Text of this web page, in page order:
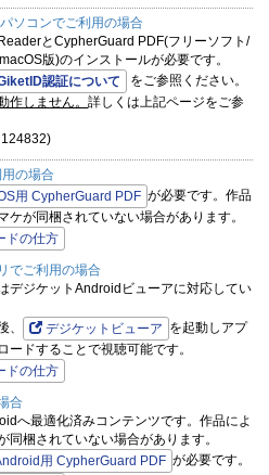
ソコンでご利用の場合
とCypherGuard PDF(フリーソフト/
版)のインストールが必要です。
認証について
をご参照ください。
作しません。 詳しくは上記ページをご参
の場合
用 CypherGuard PDF が必要です。作品
ケが同梱されていない場合があります。
ドの仕方
でご利用の場合
デジケットAndroidビューアに対応してい
、
デジケットビューア を起動しアプ
ードすることで視聴可能です。
ドの仕方
合
へ最適化済みコンテンツです。作品によ
同梱されていない場合があります。
用 CypherGuard PDF が必要です。